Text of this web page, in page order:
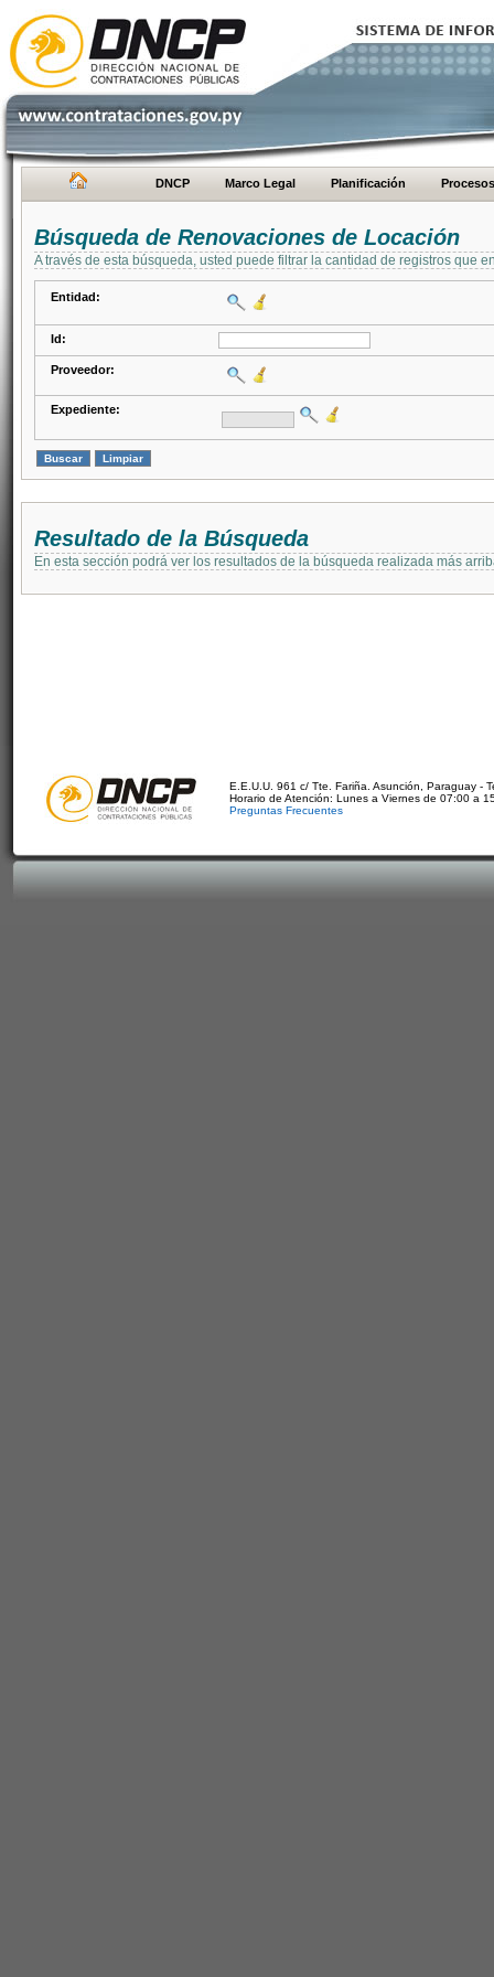
DNCP Marco Legal Planificación Procesos
Búsqueda de Renovaciones de Locación
A través de esta búsqueda, usted puede filtrar la cantidad de registros que
Entidad:
Id:
Proveedor:
Expediente:
Resultado de la Búsqueda
En esta sección podrá ver los resultados de la búsqueda realizada más
E.E.U.U. 961 c/ Tte. Fariña. Asunción, Paraguay -
Horario de Atención: Lunes a Viernes de 07:00 a
Preguntas Frecuentes